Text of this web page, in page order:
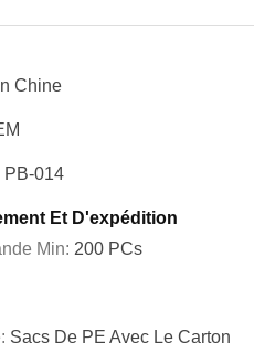
Chine
PB-014
Et D'expédition
Min: 200 PCs
Sacs De PE Avec Le Carton